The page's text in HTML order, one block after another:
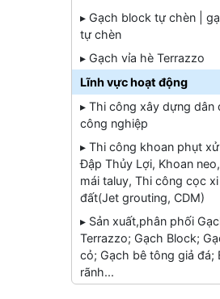
▸ Gạch block tự chèn |
tự chèn
▸ Gạch vỉa hè Terrazzo
Lĩnh vực hoạt động
▸ Thi công xây dựng dân
công nghiệp
▸ Thi công khoan phụt
Đập Thủy Lợi, Khoan
mái taluy, Thi công cọc
đất(Jet grouting, CDM)
▸ Sản xuất,phân phối
Terrazzo; Gạch Block;
cỏ; Gạch bê tông giả đá;
rãnh...